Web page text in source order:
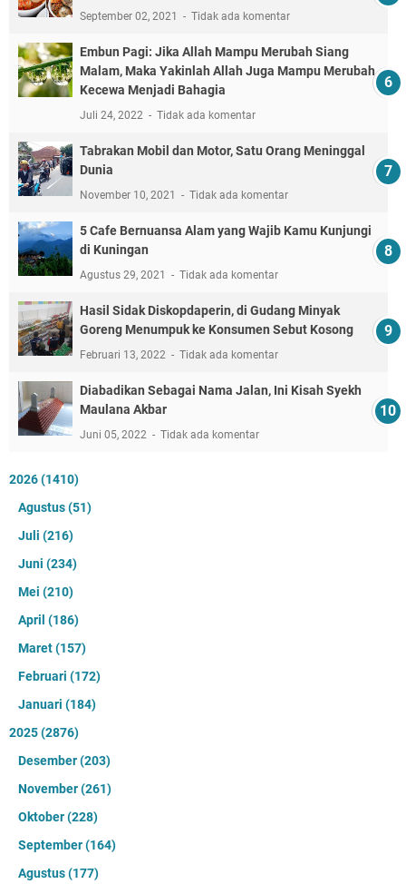
September 02, 2021 Tidak ada komentar
Embun Pagi: Jika Allah Mampu Merubah Siang
Malam, Maka Yakinlah Allah Juga Mampu Merubah
Kecewa Menjadi Bahagia
Juli 24, 2022 Tidak ada komentar
Tabrakan Mobil dan Motor, Satu Orang Meninggal
Dunia
November 10, 2021 Tidak ada komentar
5 Cafe Bernuansa Alam yang Wajib Kamu Kunjungi
di Kuningan
Agustus 29, 2021 Tidak ada komentar
Hasil Sidak Diskopdaperin, di Gudang Minyak
Goreng Menumpuk ke Konsumen Sebut Kosong
Februari 13, 2022 Tidak ada komentar
Diabadikan Sebagai Nama Jalan, Ini Kisah Syekh
Maulana Akbar
Juni 05, 2022 Tidak ada komentar
2026(1410)
Agustus(51)
Juli (216)
Juni (234)
Mei (210)
April (186)
Maret(157)
Februari (172)
Januari (184)
2025(2876)
Desember(203)
November(261)
Oktober(228)
September(164)
Agustus(177)